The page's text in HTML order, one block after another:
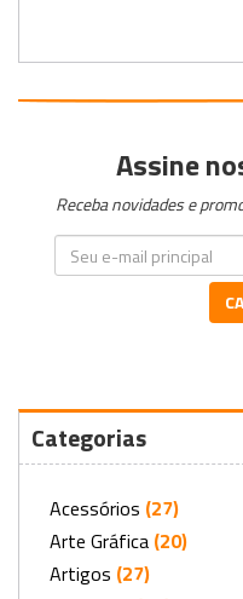
Assine
Receba novidades e
Categorias
Acessórios (27)
Arte Gráfica (20)
Artigos (27)